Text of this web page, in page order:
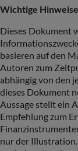
Wichtige Hinweise
Dieses Dokument
basieren auf den
Autoren zum
abhängig von den
dieses Dokument
Aussage stellt ein
Empfehlung zum
nur der Illustration.